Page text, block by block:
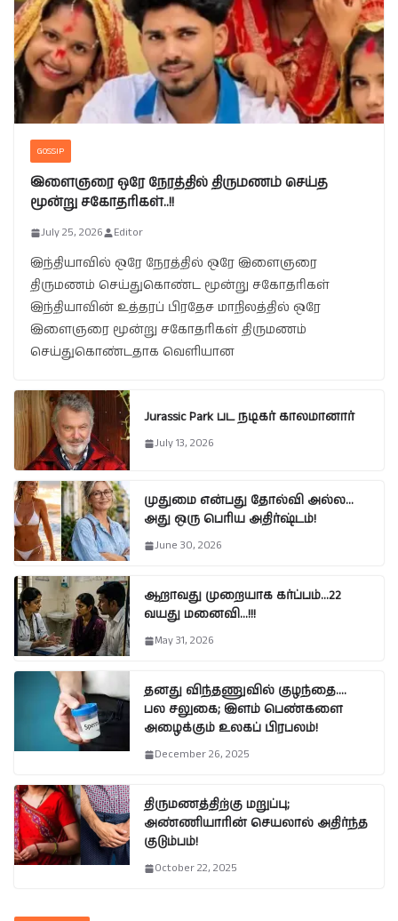
GOSSIP
இளைஞரை ஒரே நேரத்தில் திருமணம் செய்த
மூன்று சகோதரிகள்..!!
July 25, 2026 Editor
இந்தியாவில் ஒரே நேரத்தில் ஒரே இளைஞரை
திருமணம் செய்துகொண்ட மூன்று சகோதரிகள்
இந்தியாவின் உத்தரப் பிரதேச மாநிலத்தில் ஒரே
இளைஞரை மூன்று சகோதரிகள் திருமணம்
செய்துகொண்டதாக வெளியான
Jurassic Park பட நடிகர் காலமானார்
July 13, 2026
முதுமை என்பது தோல்வி அல்ல…
அது ஒரு பெரிய அதிர்ஷ்டம்!
June 30, 2026
ஆறாவது முறையாக கர்ப்பம்…22
வயது மனைவி…!!!
May 31, 2026
தனது விந்தணுவில் குழந்தை….
பல சலுகை; இளம் பெண்களை
அழைக்கும் உலகப் பிரபலம்!
December 26, 2025
திருமணத்திற்கு மறுப்பு;
அண்ணியாரின் செயலால் அதிர்ந்த
குடும்பம்!
October 22, 2025